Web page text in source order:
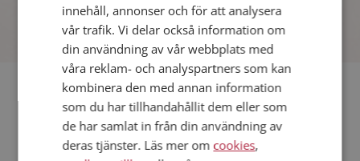
Fler singlar
Fler singelkvinnor från Nyköping: Elin,Liza,Mia
Män från Nyköping
innehåll, annonser och för att analysera
vår trafik. Vi delar också information om
din användning av vår webbplats med
våra reklam- och analyspartners som kan
kombinera den med annan information
som du har tillhandahållit dem eller som
de har samlat in från din användning av
deras tjänster. Läs mer om cookies,